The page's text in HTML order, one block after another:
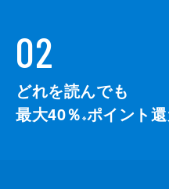
02
どれを読んでも
最大40％ ※ポイント還